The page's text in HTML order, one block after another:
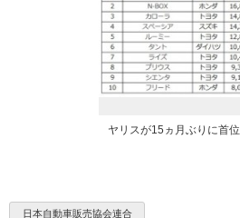
ヤリスが15ヵ月ぶりに首位
日本自動車販売協会連合